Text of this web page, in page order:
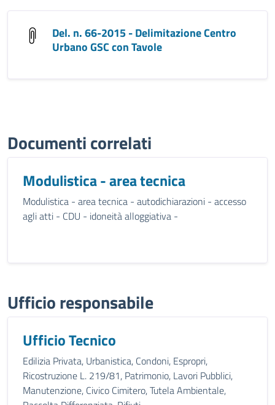
Del. n. 66-2015 - Delimitazione Centro
Urbano GSC con Tavole
Documenti correlati
Modulistica - area tecnica
Modulistica - area tecnica - autodichiarazioni - accesso
agli atti - CDU - idoneità alloggiativa -
Ufficio responsabile
Ufficio Tecnico
Edilizia Privata, Urbanistica, Condoni, Espropri,
Ricostruzione L. 219/81, Patrimonio, Lavori Pubblici,
Manutenzione, Civico Cimitero, Tutela Ambientale,